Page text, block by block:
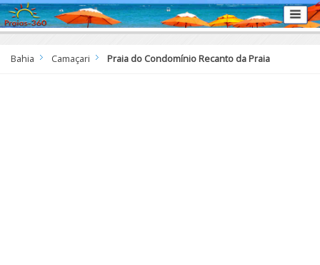
Bahia Camaçari Praia do Condomínio Recanto da Praia